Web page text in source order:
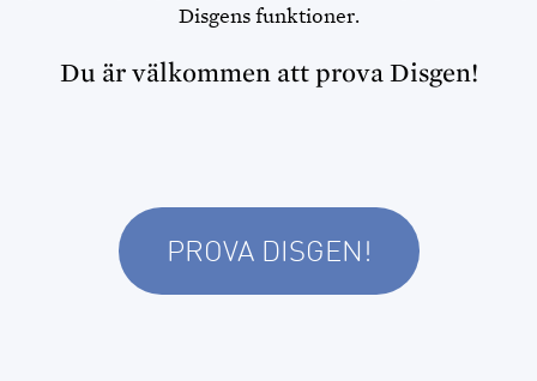
Disgens funktioner.
Du är välkommen att prova Disgen!
PROVA DISGEN!